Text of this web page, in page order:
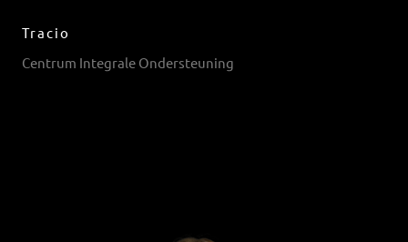
Tracio
Centrum Integrale Ondersteuning